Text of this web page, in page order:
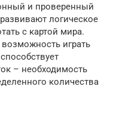
и проверенный
логическое
с картой мира.
играть
– необходимость
количества